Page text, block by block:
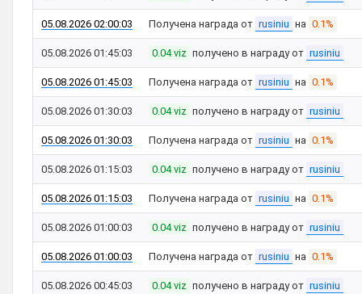
05.08.2026 02:00:03 Получена награда от rusiniu на 0.1%
05.08.2026 01:45:03 0.04 viz получено в награду от rusiniu
05.08.2026 01:45:03 Получена награда от rusiniu на 0.1%
05.08.2026 01:30:03 0.04 viz получено в награду от rusiniu
05.08.2026 01:30:03 Получена награда от rusiniu на 0.1%
05.08.2026 01:15:03 0.04 viz получено в награду от rusiniu
05.08.2026 01:15:03 Получена награда от rusiniu на 0.1%
05.08.2026 01:00:03 0.04 viz получено в награду от rusiniu
05.08.2026 01:00:03 Получена награда от rusiniu на 0.1%
05.08.2026 00:45:03 0.04 viz получено в награду от rusiniu